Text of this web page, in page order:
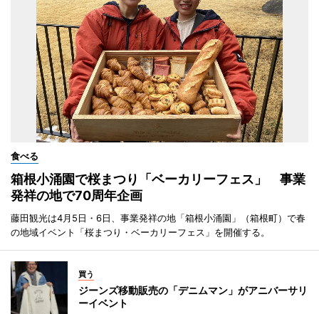
食べる
箱根小涌園で桜まつり「ベーカリーフェス」 事業
発祥の地で70周年企画
藤田観光は4月5日・6日、事業発祥の地「箱根小涌園」（箱根町）で春
の地域イベント「桜まつり・ベーカリーフェス」を開催する。
買う
ジーンズ移動販売の「デニムマン」がアニバーサリ
ーイベント